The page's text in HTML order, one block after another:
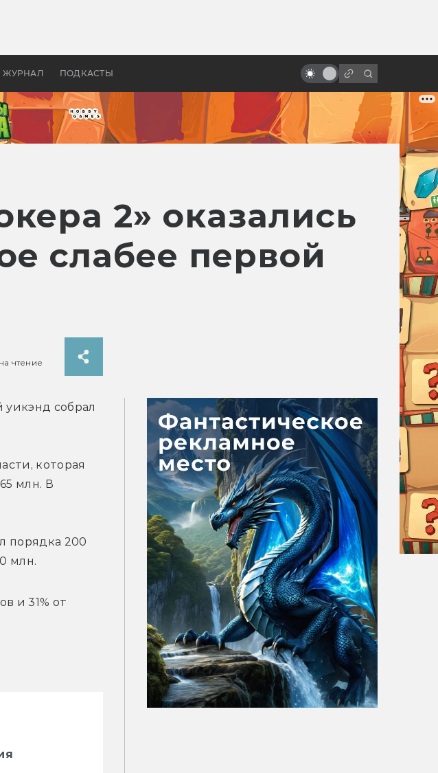
ЖУРНАЛ ПОДКАСТЫ
«Властелина колец»
Лукаса с настоящими хоббитами
2» оказались
слабее первой
чтение
уикэнд собрал
которая
млн. В
порядка 200
млн.
и 31% от